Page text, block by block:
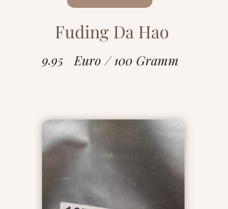
Fuding Da Hao
9.95 Euro / 100 Gramm